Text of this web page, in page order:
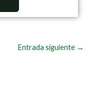
Entrada siguiente →